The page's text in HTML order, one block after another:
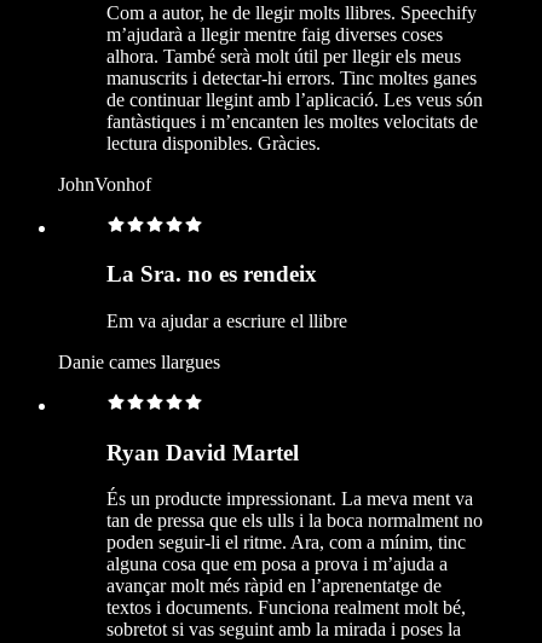
Com a autor, he de llegir molts llibres. Speechify
m’ajudarà a llegir mentre faig diverses coses
alhora. També serà molt útil per llegir els meus
manuscrits i detectar-hi errors. Tinc moltes ganes
de continuar llegint amb l’aplicació. Les veus són
fantàstiques i m’encanten les moltes velocitats de
lectura disponibles. Gràcies.
JohnVonhof
La Sra. no es rendeix
Em va ajudar a escriure el llibre
Danie cames llargues
Ryan David Martel
És un producte impressionant. La meva ment va
tan de pressa que els ulls i la boca normalment no
poden seguir-li el ritme. Ara, com a mínim, tinc
alguna cosa que em posa a prova i m’ajuda a
avançar molt més ràpid en l’aprenentatge de
textos i documents. Funciona realment molt bé,
sobretot si vas seguint amb la mirada i poses la